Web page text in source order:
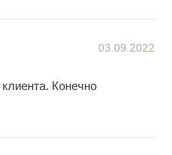
03.09.2022
Конечно